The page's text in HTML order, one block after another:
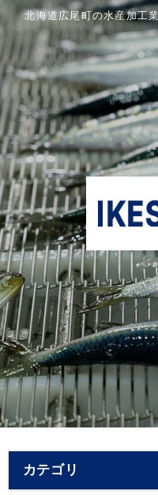
北海道広尾町の水産加工
カテゴリ